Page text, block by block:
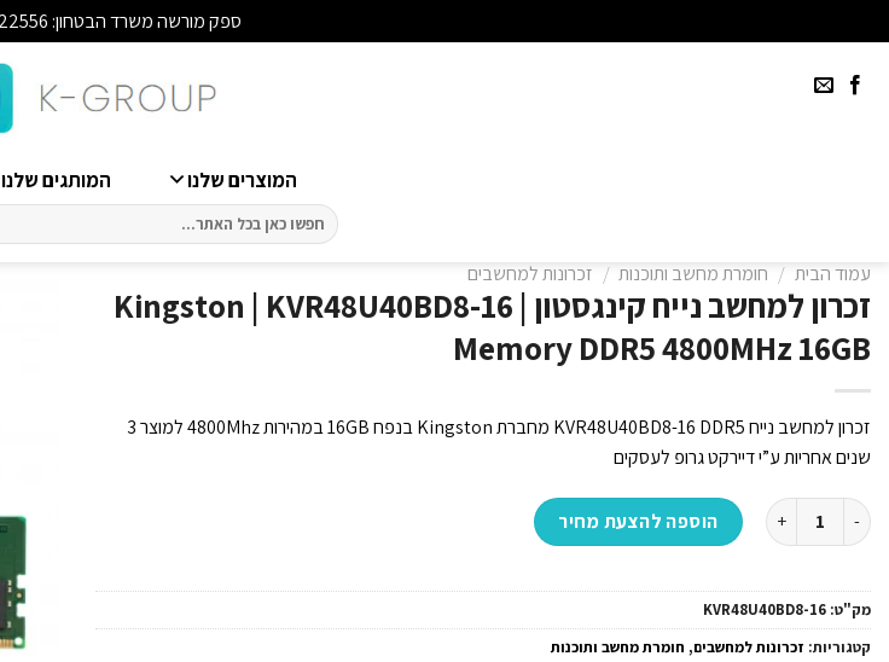
ספק מורשה משרד הבטחון: 0011022556
המוצרים שלנו המותגים שלנו
חיפוש
עבור:
עמוד הבית / חומרת מחשב ותוכנות / זכרונות למחשבים
זכרון למחשב נייח קינגסטון Kingston | KVR48U40BD8-16 |
Memory DDR5 4800MHz 16GB
זכרון למחשב נייח KVR48U40BD8-16 DDR5 מחברת Kingston בנפח 16GB במהירות 4800Mhz למוצר 3
שנים אחריות ע”י דיירקט גרופ לעסקים
כמות של זכרון למחשב נייח קינגסטון Kingston | KVR48U40BD8-16 | Memory DDR5 4800MHz 16GB
הוספה להצעת מחיר
מק"ט: KVR48U40BD8-16
קטגוריות: זכרונות למחשבים, חומרת מחשב ותוכנות